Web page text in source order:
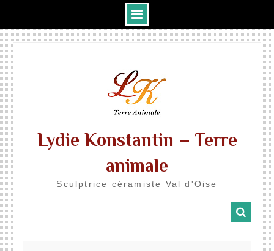
Lydie Konstantin – Terre
animale
Sculptrice céramiste Val d'Oise